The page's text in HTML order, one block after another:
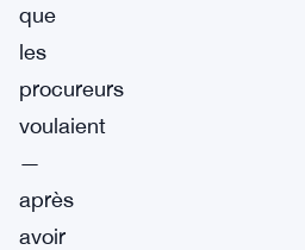
que
les
procureurs
voulaient
—
après
avoir